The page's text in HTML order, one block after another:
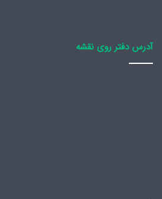
آدرس دفتر روی نقشه